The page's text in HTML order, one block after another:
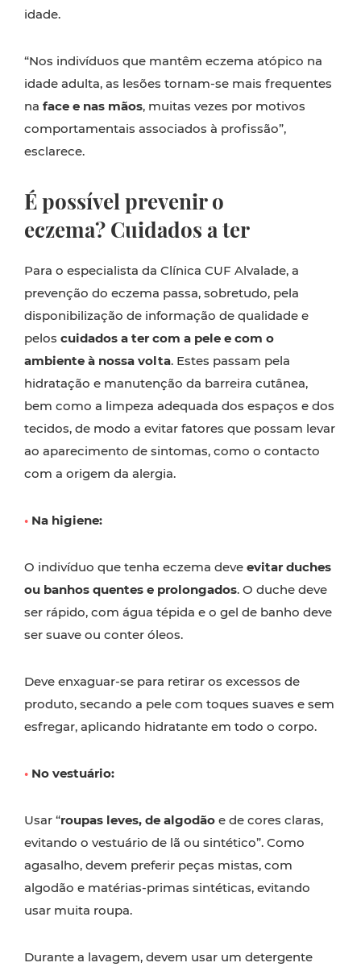
idade.
“Nos indivíduos que mantêm eczema atópico na
idade adulta, as lesões tornam-se mais frequentes
na face e nas mãos, muitas vezes por motivos
comportamentais associados à profissão”,
esclarece.
É possível prevenir o
eczema? Cuidados a ter
Para o especialista da Clínica CUF Alvalade, a
prevenção do eczema passa, sobretudo, pela
disponibilização de informação de qualidade e
pelos cuidados a ter com a pele e com o
ambiente à nossa volta. Estes passam pela
hidratação e manutenção da barreira cutânea,
bem como a limpeza adequada dos espaços e dos
tecidos, de modo a evitar fatores que possam levar
ao aparecimento de sintomas, como o contacto
com a origem da alergia.
• Na higiene:
O indivíduo que tenha eczema deve evitar duches
ou banhos quentes e prolongados. O duche deve
ser rápido, com água tépida e o gel de banho deve
ser suave ou conter óleos.
Deve enxaguar-se para retirar os excessos de
produto, secando a pele com toques suaves e sem
esfregar, aplicando hidratante em todo o corpo.
• No vestuário:
Usar “roupas leves, de algodão e de cores claras,
evitando o vestuário de lã ou sintético”. Como
agasalho, devem preferir peças mistas, com
algodão e matérias-primas sintéticas, evitando
usar muita roupa.
Durante a lavagem, devem usar um detergente